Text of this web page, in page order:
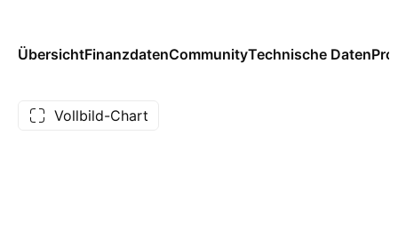
ÜbersichtFinanzdatenCommunityTechnische Daten
Vollbild-Chart